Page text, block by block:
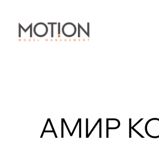
АМИР